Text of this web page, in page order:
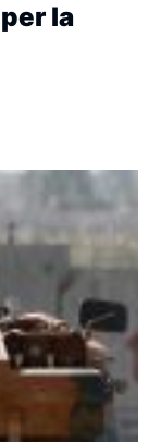
la